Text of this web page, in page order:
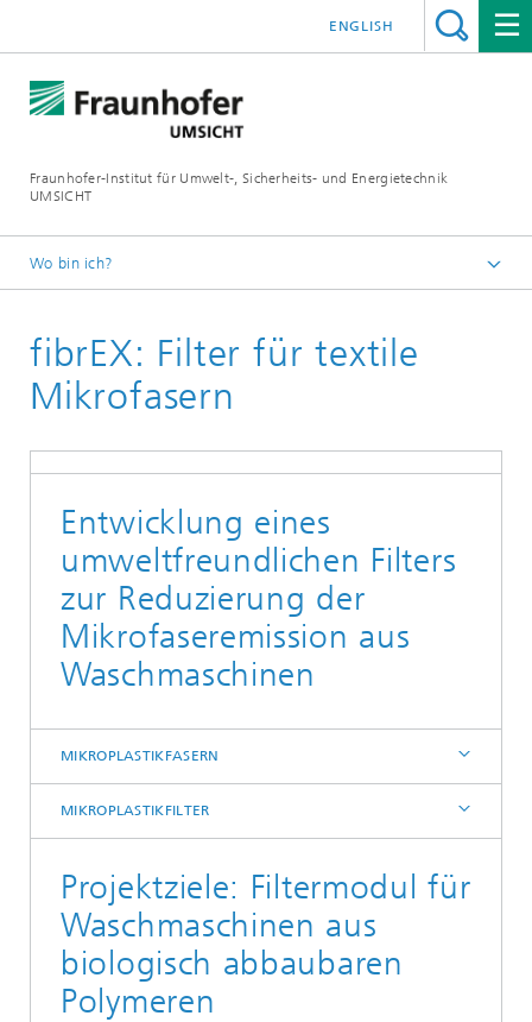
Fraunhofer-Institut für Umwelt-, Sicherheits- und Energietechnik
UMSICHT
ENGLISH
Wo bin ich?
Projekte
fibrEX: Filter für textile
Mikrofasern
Entwicklung eines
umweltfreundlichen Filters
zur Reduzierung der
Mikrofaseremission aus
Waschmaschinen
MIKROPLASTIKFASERN
MIKROPLASTIKFILTER
Projektziele: Filtermodul für
Waschmaschinen aus
biologisch abbaubaren
Polymeren